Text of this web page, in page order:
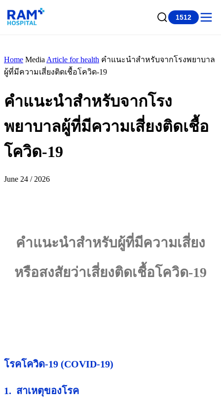
1512
Home Media Article for health คำแนะนำสำหรับจากโรงพยาบาล
ผู้ที่มีความเสี่ยงติดเชื้อโควิด-19
คำแนะนำสำหรับจากโรง
พยาบาลผู้ที่มีความเสี่ยงติดเชื้อ
โควิด-19
June 24 / 2026
คำแนะนำสำหรับผู้ที่มีความเสี่ยง
หรือสงสัยว่าเสี่ยงติดเชื้อโควิด-19
โรคโควิด-19 (COVID-19)
1. สาเหตุของโรค